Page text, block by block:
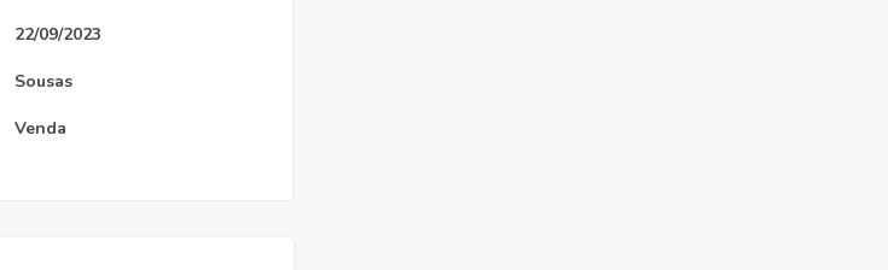
22/09/2023
Sousas
Venda